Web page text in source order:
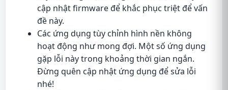
cập nhật firmware để khắc phục triệt để vấn
đề này.
Các ứng dụng tùy chỉnh hình nền không
hoạt động như mong đợi. Một số ứng dụng
gặp lỗi này trong khoảng thời gian ngắn.
Đừng quên cập nhật ứng dụng để sửa lỗi
nhé!